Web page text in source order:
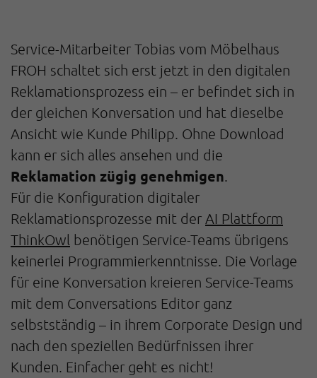
Service-Mitarbeiter Tobias vom Möbelhaus
FROH schaltet sich erst jetzt in den digitalen
Reklamationsprozess ein – er befindet sich in
der gleichen Konversation und hat dieselbe
Ansicht wie Kunde Philipp. Ohne Download
kann er sich alles ansehen und die
Reklamation zügig genehmigen.
Für die Konfiguration digitaler
Reklamationsprozesse mit der AI Plattform
ThinkOwl benötigen Service-Teams übrigens
keinerlei Programmierkenntnisse. Die Vorlage
für eine Konversation kreieren Service-Teams
mit dem Conversations Editor ganz
selbstständig – in ihrem Corporate Design und
nach den speziellen Bedürfnissen ihrer
Kunden. Einfacher geht es nicht!